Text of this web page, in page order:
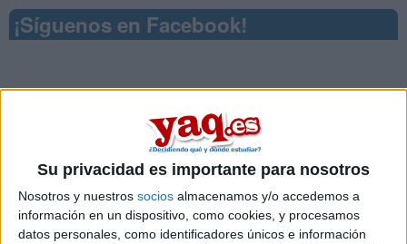
Su privacidad es importante para nosotros
Nosotros y nuestros socios almacenamos y/o accedemos a
información en un dispositivo, como cookies, y procesamos
datos personales, como identificadores únicos e información
¡Síguenos en Facebook!